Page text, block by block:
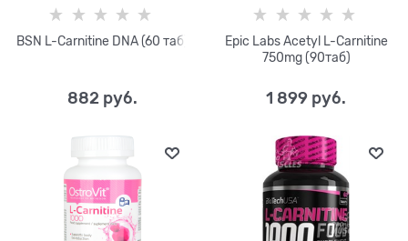
BSN L-Carnitine DNA (60 таб)
882 руб.
Epic Labs Acetyl L-Carnitine
750mg (90таб)
1 899 руб.